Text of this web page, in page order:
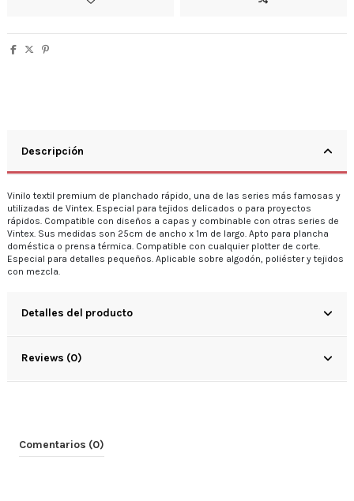
Descripción
Vinilo textil premium de planchado rápido, una de las series más famosas y
utilizadas de Vintex. Especial para tejidos delicados o para proyectos
rápidos. Compatible con diseños a capas y combinable con otras series de
Vintex. Sus medidas son 25cm de ancho x 1m de largo. Apto para plancha
doméstica o prensa térmica. Compatible con cualquier plotter de corte.
Especial para detalles pequeños. Aplicable sobre algodón, poliéster y tejidos
con mezcla.
Detalles del producto
Reviews (0)
Comentarios (0)